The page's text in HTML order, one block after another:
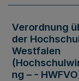
Verordnung
der
Westfalen
ng – -